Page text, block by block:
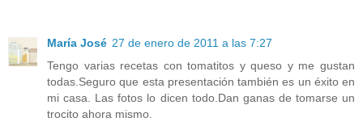
María José 27 de enero de 2011 a las 7:27
Tengo varias recetas con tomatitos y queso y me gustan
todas.Seguro que esta presentación también es un éxito en
mi casa. Las fotos lo dicen todo.Dan ganas de tomarse un
trocito ahora mismo.